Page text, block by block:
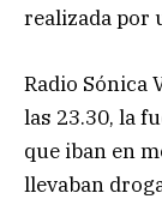
realizada por
Radio Sónica
las 23.30, la
que iban en
llevaban